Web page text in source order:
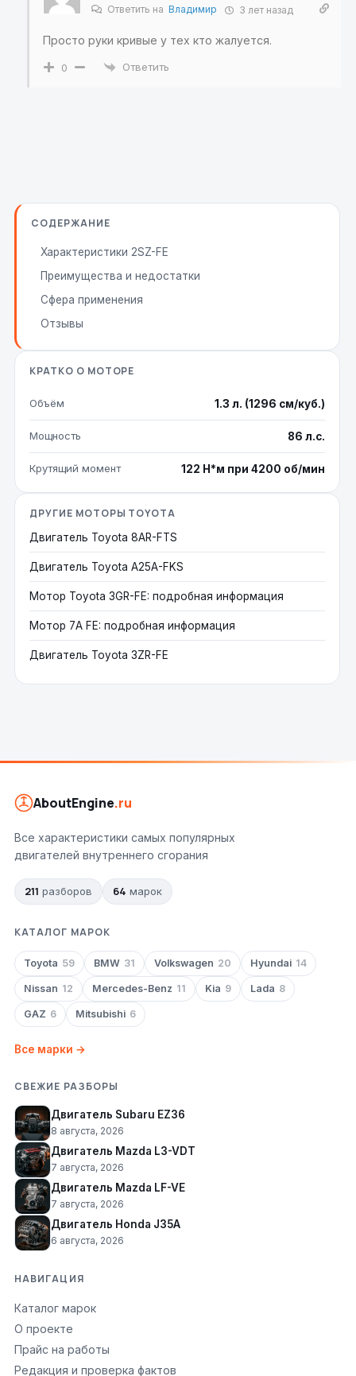
Ответить на Владимир 3 лет назад
Просто руки кривые у тех кто жалуется.
0 Ответить
СОДЕРЖАНИЕ
Характеристики 2SZ-FE
Преимущества и недостатки
Сфера применения
Отзывы
КРАТКО О МОТОРЕ
Объём 1.3 л. (1296 см/куб.)
Мощность 86 л.с.
Крутящий момент 122 Н*м при 4200 об/мин
ДРУГИЕ МОТОРЫ TOYOTA
Двигатель Toyota 8AR-FTS
Двигатель Toyota A25A-FKS
Мотор Toyota 3GR-FE: подробная информация
Мотор 7A FE: подробная информация
Двигатель Toyota 3ZR-FE
AboutEngine.ru
Все характеристики самых популярных
двигателей внутреннего сгорания
211 разборов 64 марок
КАТАЛОГ МАРОК
Toyota 59 BMW 31 Volkswagen 20 Hyundai 14
Nissan 12 Mercedes-Benz 11 Kia 9 Lada 8
GAZ 6 Mitsubishi 6
Все марки →
СВЕЖИЕ РАЗБОРЫ
Двигатель Subaru EZ36
8 августа, 2026
Двигатель Mazda L3-VDT
7 августа, 2026
Двигатель Mazda LF-VE
7 августа, 2026
Двигатель Honda J35A
6 августа, 2026
НАВИГАЦИЯ
Каталог марок
О проекте
Прайс на работы
Редакция и проверка фактов